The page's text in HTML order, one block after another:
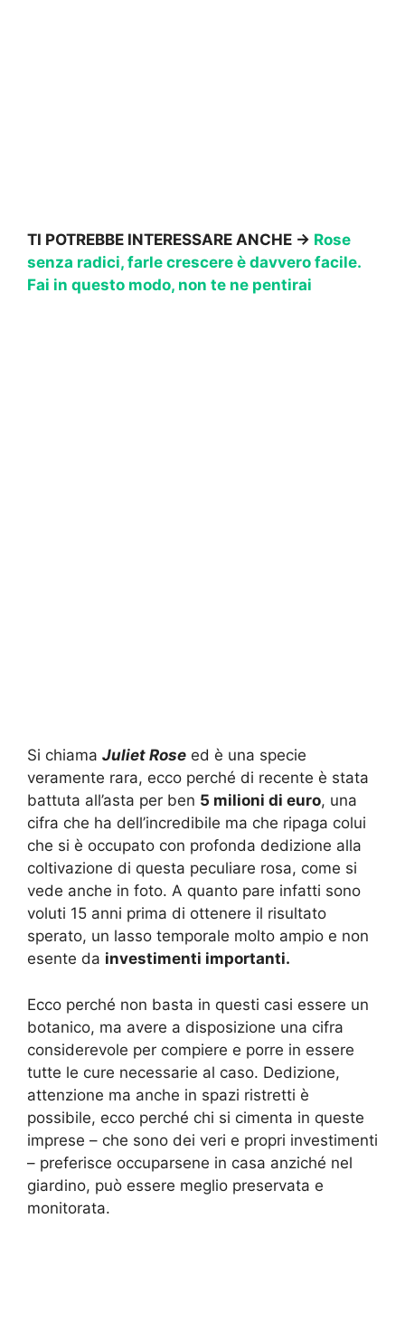
TI POTREBBE INTERESSARE ANCHE -> Rose
senza radici, farle crescere è davvero facile.
Fai in questo modo, non te ne pentirai
Si chiama Juliet Rose ed è una specie
veramente rara, ecco perché di recente è stata
battuta all’asta per ben 5 milioni di euro, una
cifra che ha dell’incredibile ma che ripaga colui
che si è occupato con profonda dedizione alla
coltivazione di questa peculiare rosa, come si
vede anche in foto. A quanto pare infatti sono
voluti 15 anni prima di ottenere il risultato
sperato, un lasso temporale molto ampio e non
esente da investimenti importanti.
Ecco perché non basta in questi casi essere un
botanico, ma avere a disposizione una cifra
considerevole per compiere e porre in essere
tutte le cure necessarie al caso. Dedizione,
attenzione ma anche in spazi ristretti è
possibile, ecco perché chi si cimenta in queste
imprese – che sono dei veri e propri investimenti
– preferisce occuparsene in casa anziché nel
giardino, può essere meglio preservata e
monitorata.